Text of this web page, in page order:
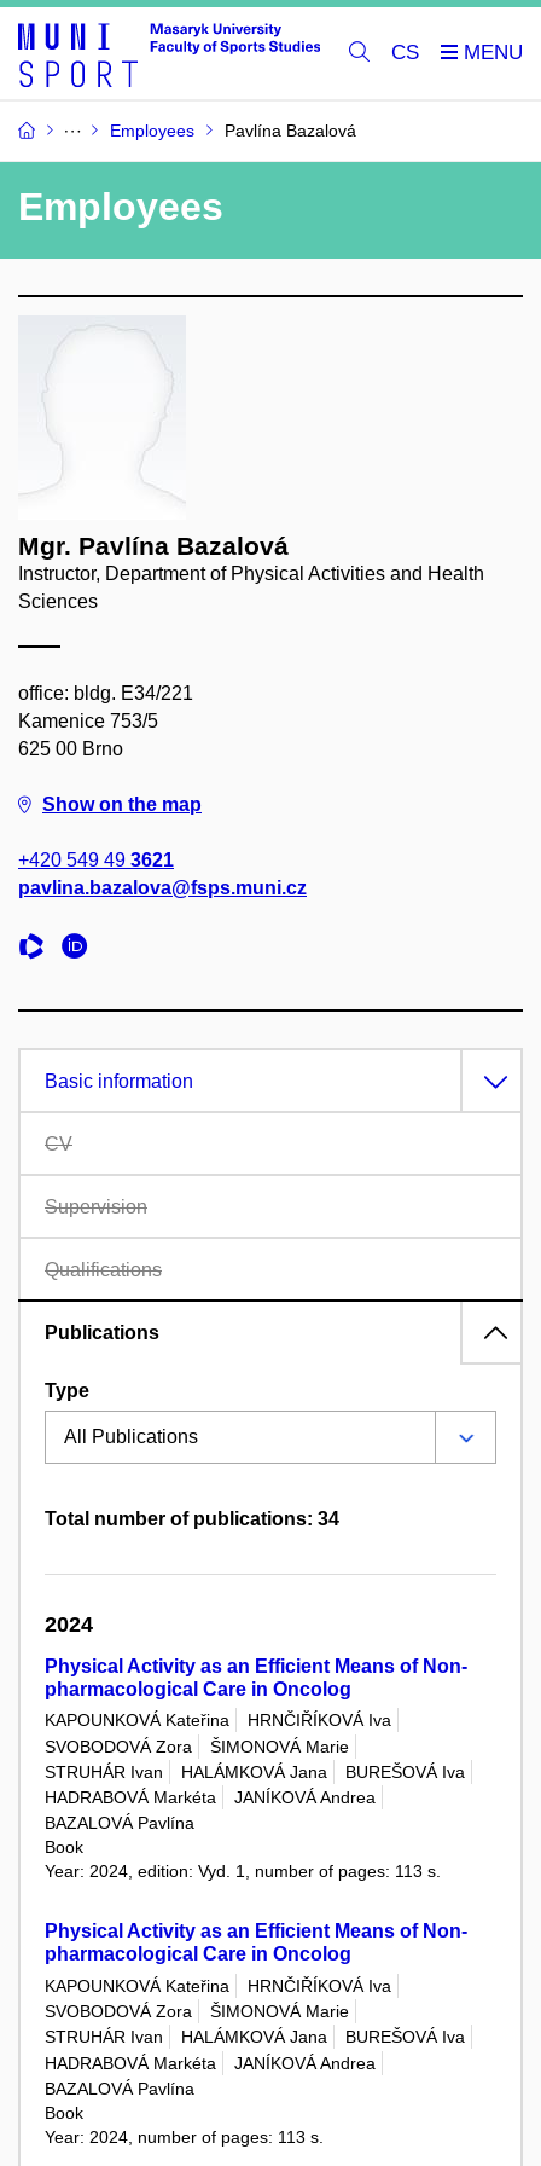
CS
Employees Pavlína Bazalová
Employees
Mgr. Pavlína Bazalová
Instructor, Department of Physical Activities and Health
Sciences
office: bldg. E34/221
Kamenice 753/5
625 00 Brno
Show on the map
+420 549 49 3621
pavlina.bazalova@fsps.muni.cz
Basic information
CV
Supervision
Qualifications
Publications
Type
Total number of publications: 34
2024
Physical Activity as an Efficient Means of Non-
pharmacological Care in Oncolog
KAPOUNKOVÁ Kateřina
HRNČIŘÍKOVÁ Iva
SVOBODOVÁ Zora
ŠIMONOVÁ Marie
STRUHÁR Ivan
HALÁMKOVÁ Jana
BUREŠOVÁ Iva
HADRABOVÁ Markéta
JANÍKOVÁ Andrea
BAZALOVÁ Pavlína
Book
Year: 2024, edition: Vyd. 1, number of pages: 113 s.
Physical Activity as an Efficient Means of Non-
pharmacological Care in Oncolog
KAPOUNKOVÁ Kateřina
HRNČIŘÍKOVÁ Iva
SVOBODOVÁ Zora
ŠIMONOVÁ Marie
STRUHÁR Ivan
HALÁMKOVÁ Jana
BUREŠOVÁ Iva
HADRABOVÁ Markéta
JANÍKOVÁ Andrea
BAZALOVÁ Pavlína
Book
Year: 2024, number of pages: 113 s.